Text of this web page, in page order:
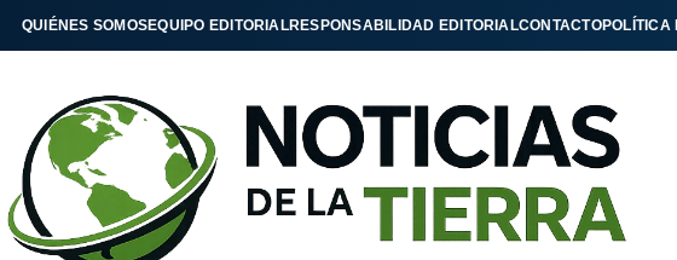
QUIÉNES SOMOSEQUIPO EDITORIALRESPONSABILIDAD EDITORIALCONTACTOPOLÍTICA